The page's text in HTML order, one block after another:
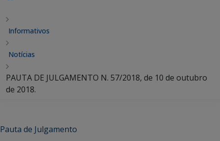
Informativos
Notícias
PAUTA DE JULGAMENTO N. 57/2018, de 10 de outubro
de 2018.
Pauta de Julgamento